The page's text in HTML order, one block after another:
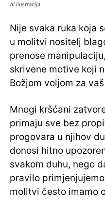
AI ilustracija
Nije svaka ruka koja
u molitvi nositelj
prenose
skrivene motive koji
Božjom voljom za
Mnogi kršćani
primaju sve bez
progovara u njihov
donosi hitno
svakom duhu, nego
pravilo
molitvi često imamo